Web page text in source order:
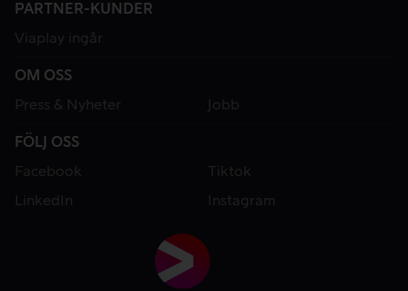
PARTNER-KUNDER
Viaplay ingår
OM OSS
Press & Nyheter
Jobb
FÖLJ OSS
Facebook
Tiktok
LinkedIn
Instagram